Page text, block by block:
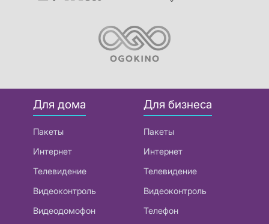
Для дома
Пакеты
Интернет
Телевидение
Видеоконтроль
Видеодомофон
Для бизнеса
Пакеты
Интернет
Телевидение
Видеоконтроль
Телефон